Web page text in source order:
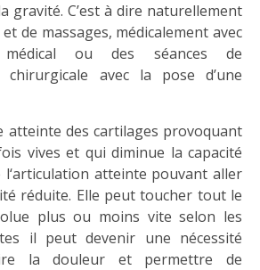
gravité. C’est à dire naturellement
de massages, médicalement avec
ou des séances de
avec la pose d’une
atteinte des cartilages provoquant
vives et qui diminue la capacité
l‘articulation atteinte pouvant aller
réduite. Elle peut toucher tout le
plus ou moins vite selon les
il peut devenir une nécessité
la douleur et permettre de